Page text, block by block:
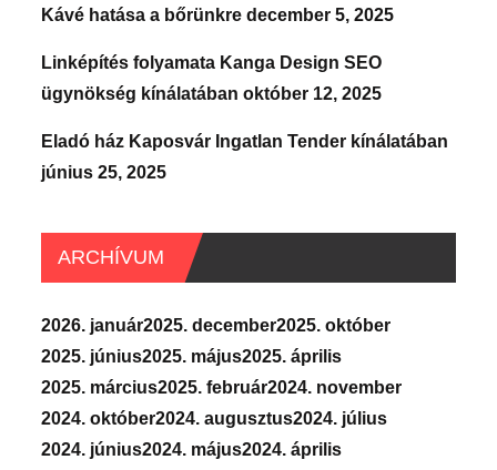
Kávé hatása a bőrünkre december 5, 2025
Linképítés folyamata Kanga Design SEO
ügynökség kínálatában október 12, 2025
Eladó ház Kaposvár Ingatlan Tender kínálatában
június 25, 2025
ARCHÍVUM
2026. január2025. december2025. október
2025. június2025. május2025. április
2025. március2025. február2024. november
2024. október2024. augusztus2024. július
2024. június2024. május2024. április